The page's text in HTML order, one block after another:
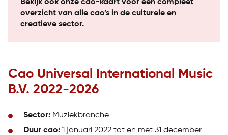
Bekijk ook onze cao-kaart voor een compleet
overzicht van alle cao’s in de culturele en
creatieve sector.
Cao Universal International Music
B.V. 2022-2026
Sector: Muziekbranche
Duur cao: 1 januari 2022 tot en met 31 december